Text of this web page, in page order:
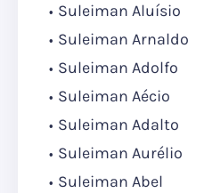
Suleiman Aluísio
Suleiman Arnaldo
Suleiman Adolfo
Suleiman Aécio
Suleiman Adalto
Suleiman Aurélio
Suleiman Abel